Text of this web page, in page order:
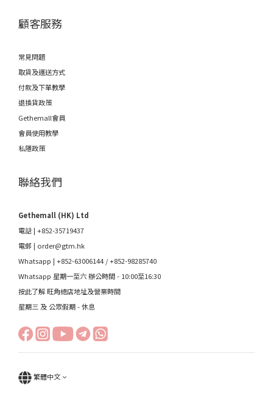
顧客服務
常見問題
取貨及運送方式
付款及下單教學
退換貨政策
Gethemall會員
會員使用教學
私隱政策
聯絡我們
Gethemall (HK) Ltd
電話 | +852-35719437
電郵 | order@gtm.hk
Whatsapp | +852-63006144 /+852-98285740
Whatsapp 星期一至六 辦公時間 - 10:00至16:30
按此了解 旺角總店地址及營業時間
星期三 及 公眾假期 - 休息
繁體中文